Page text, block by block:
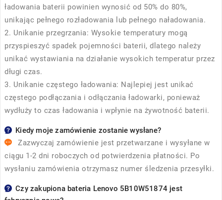
ładowania baterii powinien wynosić od 50% do 80%,
unikając pełnego rozładowania lub pełnego naładowania.
2. Unikanie przegrzania: Wysokie temperatury mogą
przyspieszyć spadek pojemności baterii, dlatego należy
unikać wystawiania na działanie wysokich temperatur przez
długi czas.
3. Unikanie częstego ładowania: Najlepiej jest unikać
częstego podłączania i odłączania ładowarki, ponieważ
wydłuży to czas ładowania i wpłynie na żywotność baterii.
Kiedy moje zamówienie zostanie wysłane?
Zazwyczaj zamówienie jest przetwarzane i wysyłane w
ciągu 1-2 dni roboczych od potwierdzenia płatności. Po
wysłaniu zamówienia otrzymasz numer śledzenia przesyłki.
Czy zakupiona bateria Lenovo 5B10W51874 jest